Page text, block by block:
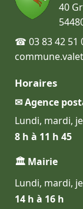
40
☎ 03 83 42 51
Horaires
✉ Agence
Lundi, mardi,
8 h à 11 h 45
🏛 Mairie
Lundi, mardi,
14 h à 16 h